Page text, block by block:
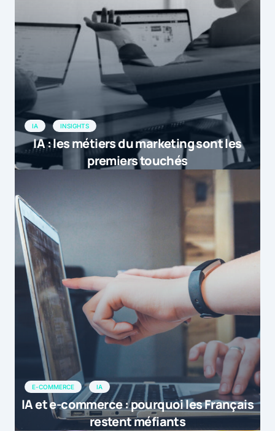
IA INSIGHTS
IA : les métiers du marketing sont les
premiers touchés
E-COMMERCE IA
IA et e-commerce : pourquoi les Français
restent méfiants